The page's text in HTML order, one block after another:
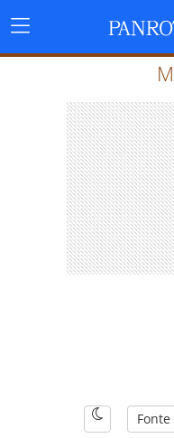
Menu
Principal
Fonte